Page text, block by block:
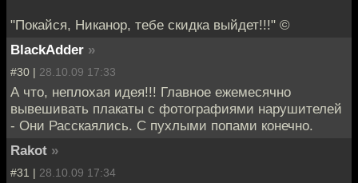
"Покайся, Никанор, тебе скидка выйдет!!!" ©
BlackAdder »
#30 | 28.10.09 17:33
А что, неплохая идея!!! Главное ежемесячно
вывешивать плакаты с фотографиями нарушителей
- Они Расскаялись. С пухлыми попами конечно.
Rakot »
#31 | 28.10.09 17:34